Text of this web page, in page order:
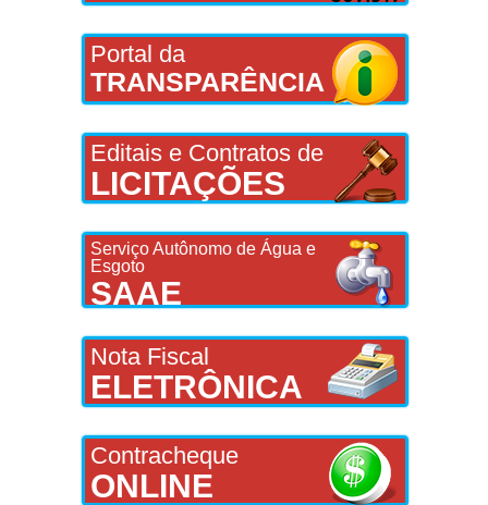
Portal da
TRANSPARÊNCIA
Editais e Contratos de
LICITAÇÕES
Serviço Autônomo de Água e
Esgoto
SAAE
Nota Fiscal
ELETRÔNICA
Contracheque
ONLINE